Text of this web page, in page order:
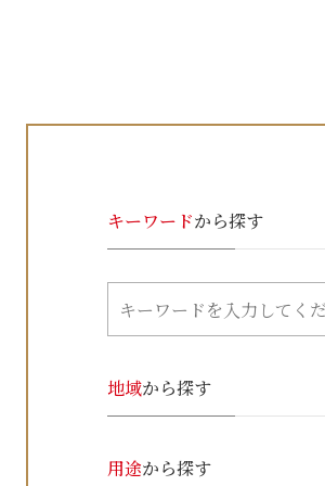
キーワードから探す
地域から探す
用途から探す